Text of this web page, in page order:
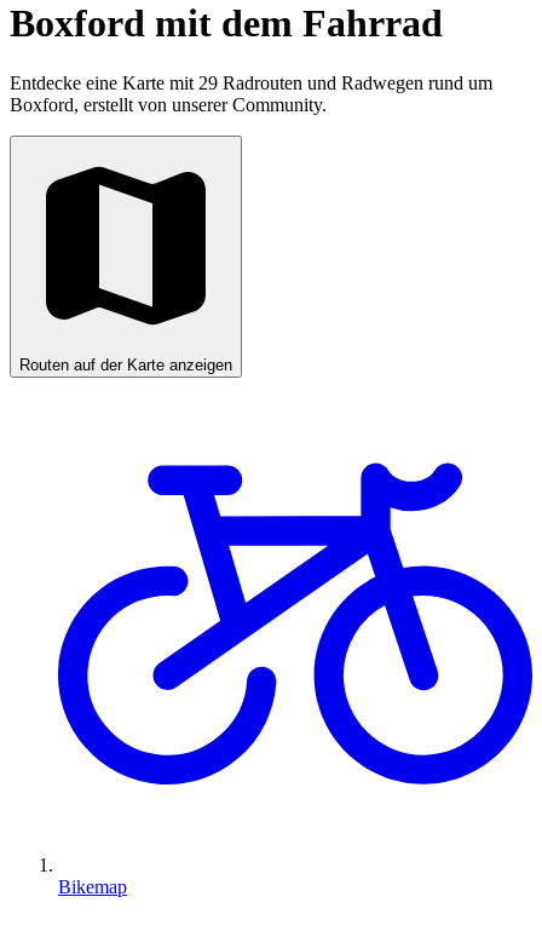
Boxford mit dem Fahrrad
Entdecke eine Karte mit 29 Radrouten und Radwegen rund um
Boxford, erstellt von unserer Community.
Routen auf der Karte anzeigen
Bikemap